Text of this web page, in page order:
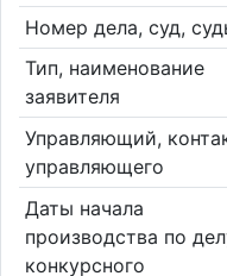
Номер дела, суд,
Тип, наименование
заявителя
Управляющий,
управляющего
Даты начала
производства по
конкурсного